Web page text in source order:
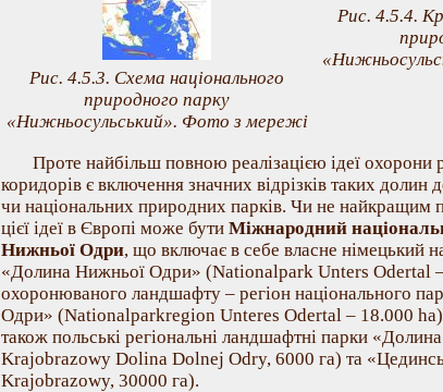
Рис. 4.5.3. Схема національного
природного парку
«Нижньосульський». Фото з мережі
Рис. 4.5.4.
Проте найбільш повною реалізацією ідеї охорони
коридорів є включення значних відрізків таких долин
чи національних природних парків. Чи не найкращим
цієї ідеї в Європі може бути Міжнародний
Нижньої Одри, що включає в себе власне німецький
«Долина Нижньої Одри» (Nationalpark Unters Odertal
охоронюваного ландшафту – регіон національного
Одри» (Nationalparkregion Unteres Odertal – 18.000 ha)
також польські регіональні ландшафтні парки
Krajobrazowy Dolina Dolnej Odry, 6000 га) та
Krajobrazowy, 30000 га).